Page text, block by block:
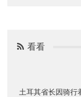
看看
土耳其省长因骑行